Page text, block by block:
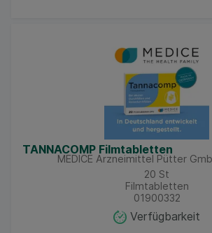
TANNACOMP Filmtabletten
MEDICE Arzneimittel Pütter
20 St
Filmtabletten
01900332
Verfügbarkeit